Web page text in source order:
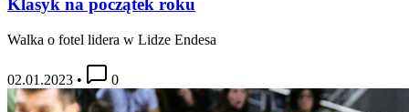
Klasyk na początek roku
Walka o fotel lidera w Lidze Endesa
02.01.2023 • 0